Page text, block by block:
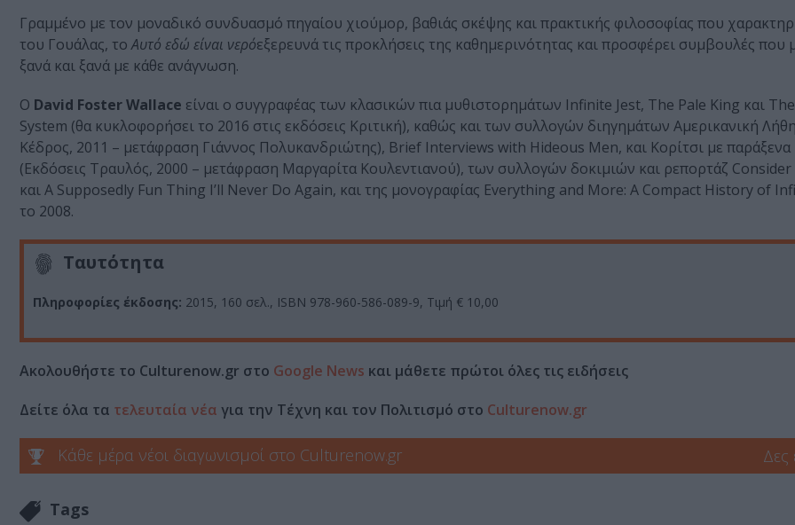
Γραμμένο με τον μοναδικό συνδυασμό πηγαίου χιούμορ, βαθιάς σκέψης και πρακτικής φιλοσοφίας που
του Γουάλας, τοΑυτό εδώ είναι νερόεξερευνά τις προκλήσεις της καθημερινότητας και προσφέρει συμβουλές που
ξανά και ξανά με κάθε ανάγνωση.
Ο David Foster Wallace είναι ο συγγραφέας των κλασικών πια μυθιστορημάτων Infinite Jest, The Pale King και
System (θα κυκλοφορήσει το 2016 στις εκδόσεις Κριτική), καθώς και των συλλογών διηγημάτων Αμερικανική
Κέδρος, 2011 – μετάφραση Γιάννος Πολυκανδριώτης), Brief Interviews with Hideous Men, και Κορίτσι με παράξενα
(Εκδόσεις Τραυλός, 2000 – μετάφραση Μαργαρίτα Κουλεντιανού), των συλλογών δοκιμιών και ρεπορτάζ
και A Supposedly Fun Thing I’ll Never Do Again, και της μονογραφίας Everything and More: A Compact History of
το 2008.
Ταυτότητα
Πληροφορίες έκδοσης: 2015, 160 σελ., ISBN 978-960-586-089-9, Τιμή € 10,00
Ακολουθήστε το Culturenow.gr στο Google News και μάθετε πρώτοι όλες τις ειδήσεις
Δείτε όλα τα τελευταία νέα για την Τέχνη και τον Πολιτισμό στο Culturenow.gr
Κάθε μέρα νέοι διαγωνισμοί στο Culturenow.gr Δες
Tags